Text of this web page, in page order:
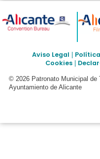
Aviso Legal
Cookies
© 2026 Patronato Municipal
Ayuntamiento de Alicante